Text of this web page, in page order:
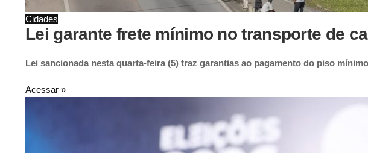
Cidades
Lei garante frete mínimo no transporte de
Lei sancionada nesta quarta-feira (5) traz garantias ao pagamento do piso
Acessar »